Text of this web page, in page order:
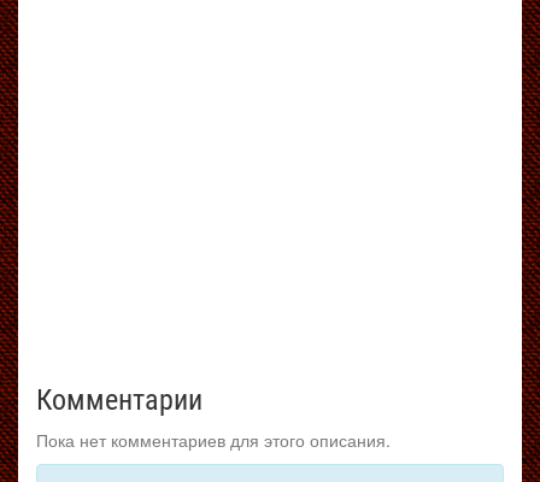
Комментарии
Пока нет комментариев для этого описания.